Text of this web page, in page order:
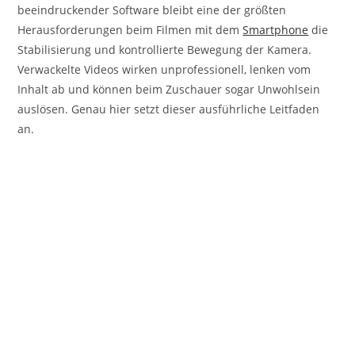
beeindruckender Software bleibt eine der größten
Herausforderungen beim Filmen mit demSmartphone die
Stabilisierung und kontrollierte Bewegung der Kamera.
Verwackelte Videos wirken unprofessionell, lenken vom
Inhalt ab und können beim Zuschauer sogar Unwohlsein
auslösen. Genau hier setzt dieser ausführliche Leitfaden
an.